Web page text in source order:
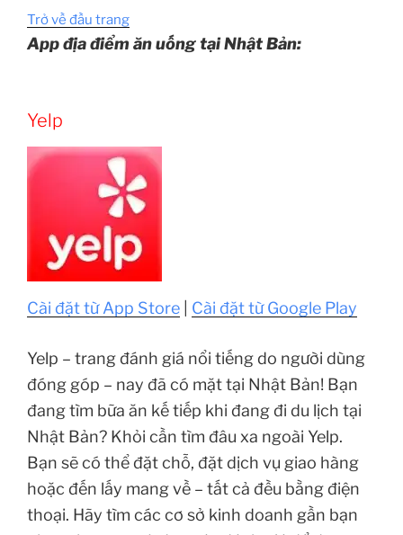
Trở về đầu trang
App địa điểm ăn uống tại Nhật Bản:
Yelp
Cài đặt từ App Store Cài đặt từ Google Play
Yelp – trang đánh giá nổi tiếng do người dùng
đóng góp – nay đã có mặt tại Nhật Bản! Bạn
đang tìm bữa ăn kế tiếp khi đang đi du lịch tại
Nhật Bản? Khỏi cần tìm đâu xa ngoài Yelp.
Bạn sẽ có thể đặt chỗ, đặt dịch vụ giao hàng
hoặc đến lấy mang về – tất cả đều bằng điện
thoại. Hãy tìm các cơ sở kinh doanh gần bạn